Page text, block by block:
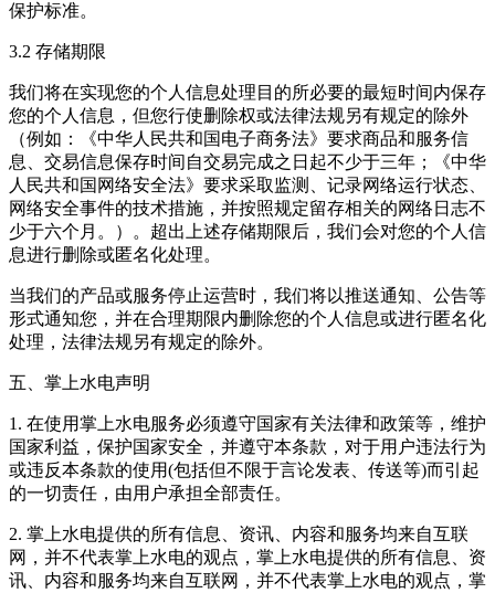
保护标准。
3.2 存储期限
我们将在实现您的个人信息处理目的所必要的最短时间内保存
您的个人信息，但您行使删除权或法律法规另有规定的除外
（例如：《中华人民共和国电子商务法》要求商品和服务信
息、交易信息保存时间自交易完成之日起不少于三年；《中华
人民共和国网络安全法》要求采取监测、记录网络运行状态、
网络安全事件的技术措施，并按照规定留存相关的网络日志不
少于六个月。）。超出上述存储期限后，我们会对您的个人信
息进行删除或匿名化处理。
当我们的产品或服务停止运营时，我们将以推送通知、公告等
形式通知您，并在合理期限内删除您的个人信息或进行匿名化
处理，法律法规另有规定的除外。
五、掌上水电声明
1. 在使用掌上水电服务必须遵守国家有关法律和政策等，维护
国家利益，保护国家安全，并遵守本条款，对于用户违法行为
或违反本条款的使用(包括但不限于言论发表、传送等)而引起
的一切责任，由用户承担全部责任。
2. 掌上水电提供的所有信息、资讯、内容和服务均来自互联
网，并不代表掌上水电的观点，掌上水电提供的所有信息、资
讯、内容和服务均来自互联网，并不代表掌上水电的观点，掌